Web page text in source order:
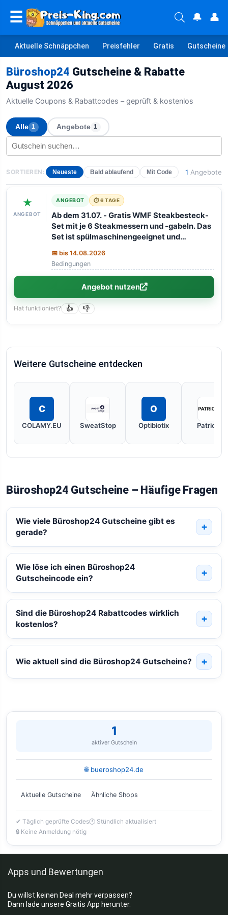
☰ 🔔 👤
Aktuelle Schnäppchen Preisfehler Gratis Gutscheine
Büroshop24 Gutscheine & Rabatte
August 2026
Aktuelle Coupons & Rabattcodes – geprüft & kostenlos
Alle 1 Angebote 1
SORTIEREN: Neueste Bald ablaufend Mit Code 1 Angebote
★
ANGEBOT
ANGEBOT ⏱ 6 TAGE
Ab dem 31.07. - Gratis WMF Steakbesteck-
Set mit je 6 Steakmessern und -gabeln. Das
Set ist spülmaschinengeeignet und
Holzbox - perfekt zum Verschenken und
sicheren Aufbewahren.
📅 bis 14.08.2026
Bedingungen
Angebot nutzen
Hat funktioniert? 👍 👎
Weitere Gutscheine entdecken
C
COLAMY.EU SweatStop
O
Optibiotix Patricks
Büroshop24 Gutscheine – Häufige Fragen
Wie viele Büroshop24 Gutscheine gibt es
gerade?
Wie löse ich einen Büroshop24
Gutscheincode ein?
Sind die Büroshop24 Rabattcodes wirklich
kostenlos?
Wie aktuell sind die Büroshop24 Gutscheine?
1
aktiver Gutschein
🌐 bueroshop24.de
Aktuelle Gutscheine Ähnliche Shops
✔ Täglich geprüfte Codes🕐 Stündlich aktualisiert
🔒 Keine Anmeldung nötig
Apps und Bewertungen
Du willst keinen Deal mehr verpassen?
Dann lade unsere Gratis App herunter.